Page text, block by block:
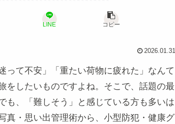
LINE コピー
2026.01.31
って不安」「重たい荷物に疲れた」なんて
をしたいものですよね。そこで、話題の最
も、「難しそう」と感じている方も多いは
真・思い出管理術から、小型防犯・健康グ